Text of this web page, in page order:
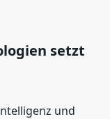
setzt
und